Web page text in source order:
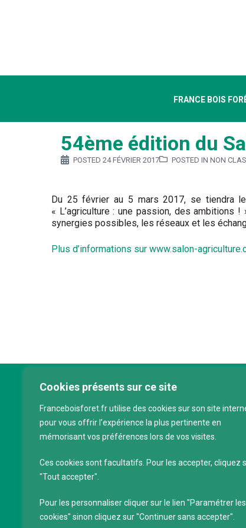
Cookies présents sur ce site
Franceboisforet.fr utilise des cookies sur son site
pour vous offrir l’expérience la plus pertinente en
mémorisant vos préférences lors de vos visites.
Ces cookies sont facultatifs. Pour les accepter, cliquez
"Tout accepter".
Pour les personnaliser cliquer sur le lien "Paramétrer les
cookies" sinon cliquez sur "Continuer sans accepter".
FRANCE BOIS
54ème édition du
POSTED 24 FÉVRIER 2017 POSTED IN NON
Du 25 février au 5 mars 2017, se tiendra
« L’agriculture : une passion, des ambitions
synergies possibles, les réseaux et les
Plus d’informations sur www.salon-